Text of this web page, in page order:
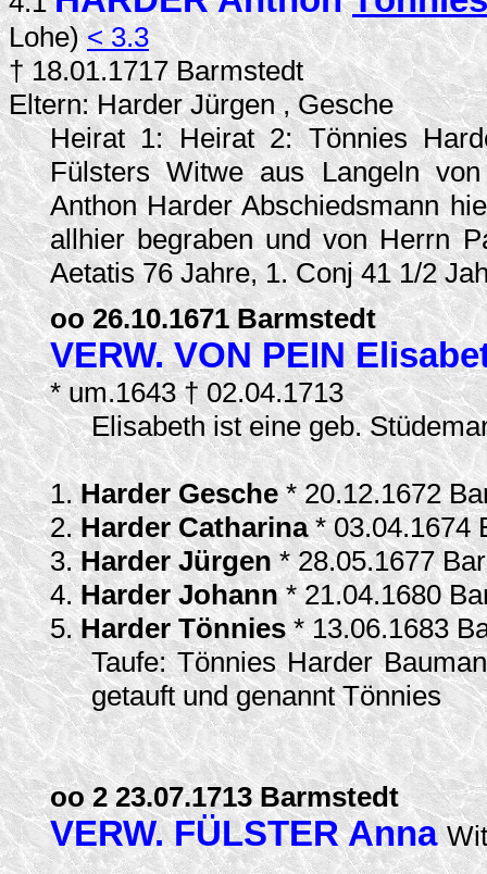
Lohe)< 3.3
† 18.01.1717 Barmstedt
Eltern: Harder Jürgen , Gesche
Heirat 1: Heirat 2: Tönnies
Fülsters Witwe aus Langeln
Anthon Harder Abschiedsmann
allhier begraben und von Herrn
Aetatis 76 Jahre, 1. Conj 41 1/2
oo 26.10.1671 Barmstedt
VERW. VON PEIN
* um.1643 † 02.04.1713
Elisabeth ist eine geb.
1.Harder Gesche* 20.12.1672
2.Harder Catharina* 03.04.1674
3.Harder Jürgen* 28.05.1677
4.Harder Johann* 21.04.1680
5.Harder Tönnies* 13.06.1683
Taufe: Tönnies Harder
getauft und genannt Tönnies
oo 2 23.07.1713 Barmstedt
VERW. FÜLSTER Anna